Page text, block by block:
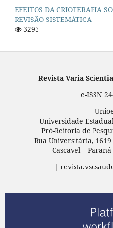
EFEITOS DA CRIOTERAPIA
REVISÃO SISTEMÁTICA
3293
Revista Varia
e-ISSN
Universidade
Pró-Reitoria de
Rua Universitária,
Cascavel – Paraná
|